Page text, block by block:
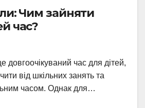
Чим зайняти
час?
довгоочікуваний час для дітей,
від шкільних занять та
часом. Однак для…